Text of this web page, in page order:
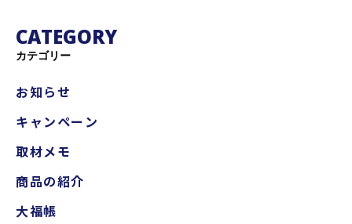
CATEGORY
カテゴリー
お知らせ
キャンペーン
取材メモ
商品の紹介
大福帳